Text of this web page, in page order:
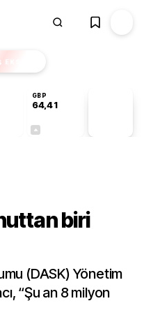
EKSTRA
GBP
64,41
biri
(DASK) Yönetim
“Şu an 8 milyon